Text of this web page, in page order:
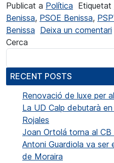
Publicat a Política Etiquetat
Benissa, PSOE Benissa,
Benissa Deixa un comentari
Cerca
RECENT POSTS
Renovació de luxe per
La UD Calp debutarà
Rojales
Joan Ortolá torna al CB
Antoni Guardiola va ser
de Moraira